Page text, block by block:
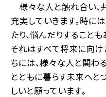
様々な人と触れ合い、
充実していきます。時に
たり、悩んだりすること
それはすべて将来に向け
ちには、様々な人と関わ
とともに暮らす未来へ
しいと願っています。